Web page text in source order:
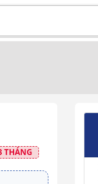
THÁNG